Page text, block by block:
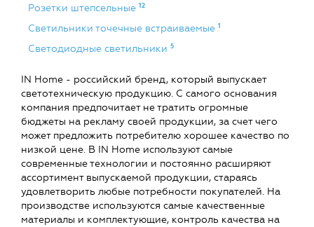
Розетки штепсельные 12
Светильники точечные встраиваемые 1
Светодиодные светильники 5
IN Home - российский бренд, который выпускает
светотехническую продукцию. С самого основания
компания предпочитает не тратить огромные
бюджеты на рекламу своей продукции, за счет чего
может предложить потребителю хорошее качество по
низкой цене. В IN Home используют самые
современные технологии и постоянно расширяют
ассортимент выпускаемой продукции, стараясь
удовлетворить любые потребности покупателей. На
производстве используются самые качественные
материалы и комплектующие, контроль качества на